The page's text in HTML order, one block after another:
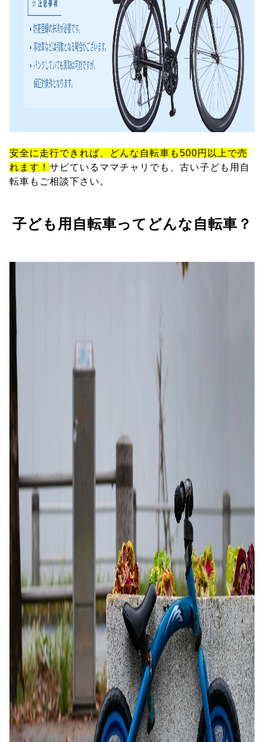
安全に走行できれば、どんな自転車も500円以上で売
れます！ サビているママチャリでも、古い子ども用自
転車もご相談下さい。
子ども用自転車ってどんな自転車？